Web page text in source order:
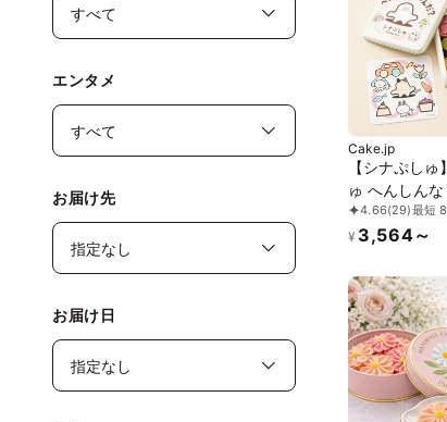
エンタメ
お届け先
お届け日
Cake.jp
【シナぷし
ゅ へんしん
ッキー缶
4.66(29)最短
¥ 3,564～